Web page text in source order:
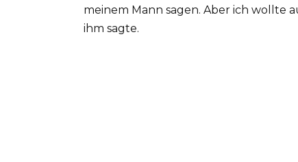
meinem Mann sagen. Aber ich wollte
ihm sagte.